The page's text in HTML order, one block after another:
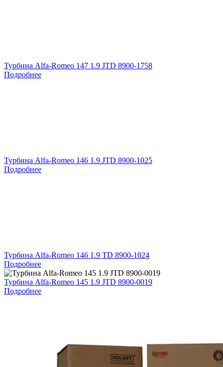
Турбина Alfa-Romeo 147 1.9 JTD 8900-1758
Подробнее
Турбина Alfa-Romeo 146 1.9 JTD 8900-1025
Подробнее
Турбина Alfa-Romeo 146 1.9 TD 8900-1024
Подробнее
Турбина Alfa-Romeo 145 1.9 JTD 8900-0019
Подробнее